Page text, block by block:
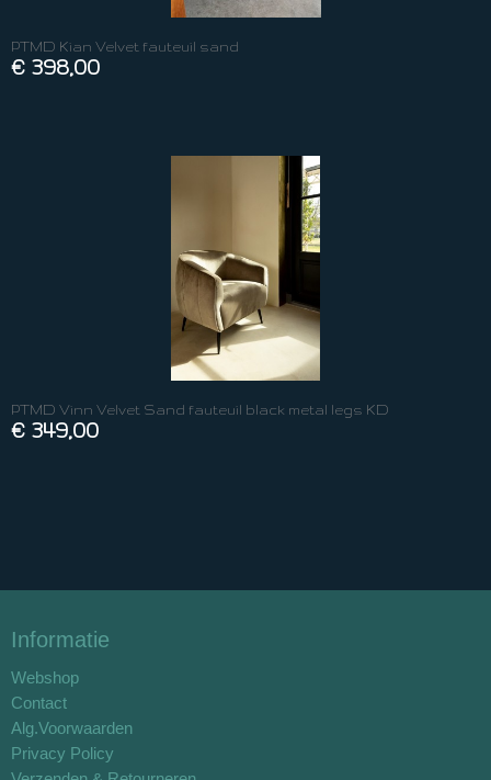
PTMD Kian Velvet fauteuil sand
€ 398,00
PTMD Vinn Velvet Sand fauteuil black metal legs KD
€ 349,00
Informatie
Webshop
Contact
Alg.Voorwaarden
Privacy Policy